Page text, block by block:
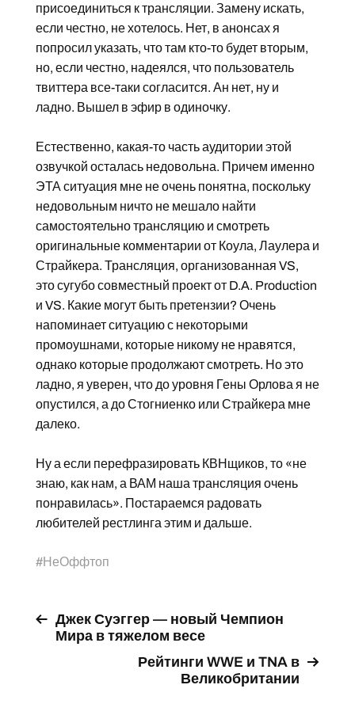
присоединиться к трансляции. Замену искать,
если честно, не хотелось. Нет, в анонсах я
попросил указать, что там кто-то будет вторым,
но, если честно, надеялся, что пользователь
твиттера все-таки согласится. Ан нет, ну и
ладно. Вышел в эфир в одиночку.
Естественно, какая-то часть аудитории этой
озвучкой осталась недовольна. Причем именно
ЭТА ситуация мне не очень понятна, поскольку
недовольным ничто не мешало найти
самостоятельно трансляцию и смотреть
оригинальные комментарии от Коула, Лаулера и
Страйкера. Трансляция, организованная VS,
это сугубо совместный проект от D.A. Production
и VS. Какие могут быть претензии? Очень
напоминает ситуацию с некоторыми
промоушнами, которые никому не нравятся,
однако которые продолжают смотреть. Но это
ладно, я уверен, что до уровня Гены Орлова я не
опустился, а до Стогниенко или Страйкера мне
далеко.
Ну а если перефразировать КВНщиков, то «не
знаю, как нам, а ВАМ наша трансляция очень
понравилась». Постараемся радовать
любителей рестлинга этим и дальше.
#НеОффтоп
Джек Суэггер — новый Чемпион
Мира в тяжелом весе
Рейтинги WWE и TNA в
Великобритании